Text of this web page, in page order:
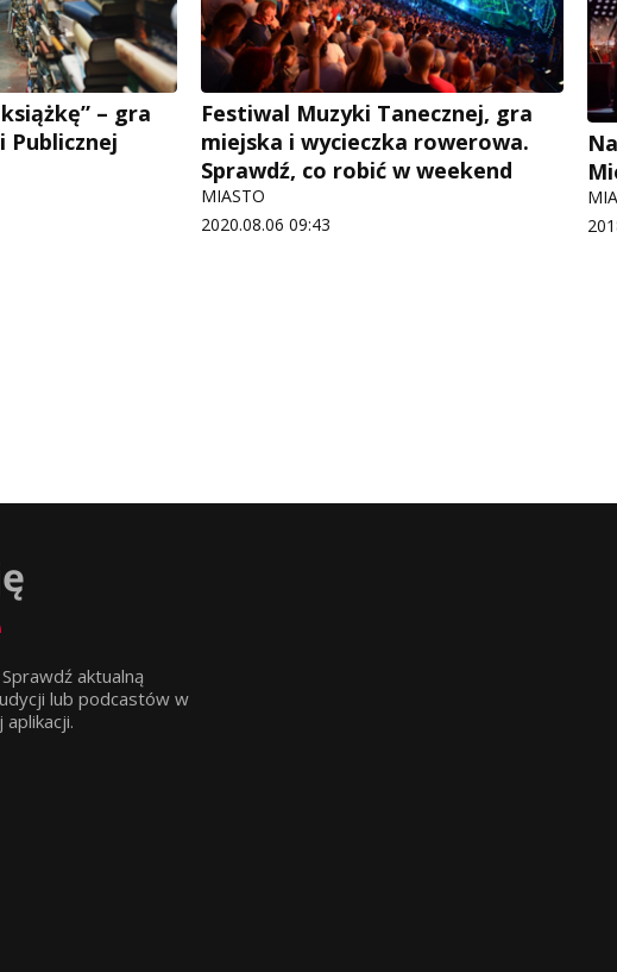
– gra
Festiwal Muzyki Tanecznej, gra
miejska i wycieczka rowerowa.
Sprawdź, co robić w weekend
MIASTO
2020.08.06 09:43
aktualną
lub podcastów w